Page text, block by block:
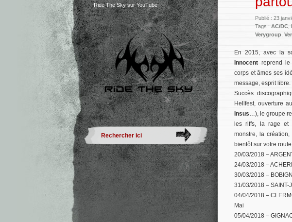
Ride The Sky sur YouTube
Publié : 23
Tags : AC/DC
Verygroup
En 2015, avec la
Innocent reprend
corps et âmes ses
message, esprit libre.
Succès
Hellfest, ouverture
Insus…), le groupe
les riffs, la rage et
monstre, la
bientôt sur votre
20/03/2018 –
24/03/2018 –
30/03/2018 –
31/03/2018 – SAINT-
04/04/2018 –
Mai
05/04/2018 –